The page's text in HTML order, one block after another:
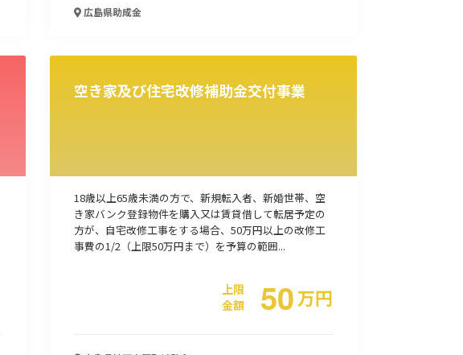
広島県助成金
空き家及び住宅改修補助金交付事業
18歳以上65歳未満の方で、新規転入者、新婚世帯、空
き家バンク登録物件を購入又は賃貸借して転居予定の
方が、自宅改修工事をする場合、50万円以上の改修工
事費の1/2（上限50万円まで）を予算の範囲...
上限
金額
50万円